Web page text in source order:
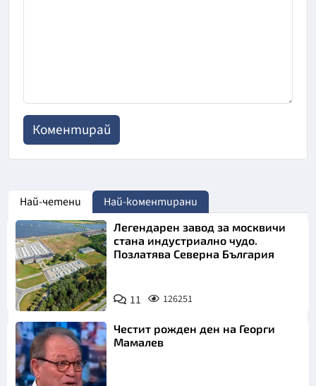
Най-четени Най-коментирани
Легендарен завод за москвичи
стана индустриално чудо.
Позлатява Северна България
11 126251
Честит рожден ден на Георги
Мамалев